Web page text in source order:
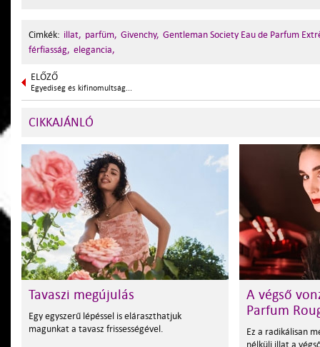
Cimkék: illat, parfüm, Givenchy, Gentleman Society Eau de Parfum
férfiasság, elegancia,
ELŐZŐ
Egyediség és kifinomultság...
CIKKAJÁNLÓ
Tavaszi megújulás
Egy egyszerű lépéssel is eláraszthatjuk
magunkat a tavasz frissességével.
A végső
Parfum
Ez a radikálisan
nélküli illat a